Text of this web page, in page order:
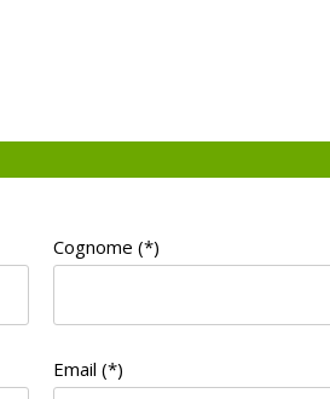
Cognome (*)
Email (*)